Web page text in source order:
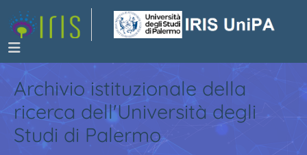
Archivio istituzionale della
ricerca dell'Università degli
Studi di Palermo